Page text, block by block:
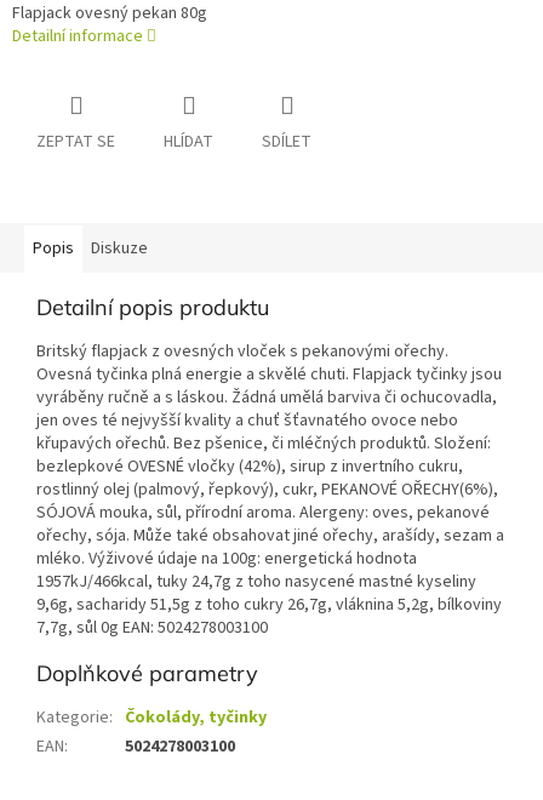
Flapjack ovesný pekan 80g
Detailní informace
ZEPTAT SE HLÍDAT SDÍLET
Popis Diskuze
Detailní popis produktu
Britský flapjack z ovesných vloček s pekanovými ořechy.
Ovesná tyčinka plná energie a skvělé chuti. Flapjack tyčinky jsou
vyráběny ručně a s láskou. Žádná umělá barviva či ochucovadla,
jen oves té nejvyšší kvality a chuť šťavnatého ovoce nebo
křupavých ořechů. Bez pšenice, či mléčných produktů. Složení:
bezlepkové OVESNÉ vločky (42%), sirup z invertního cukru,
rostlinný olej (palmový, řepkový), cukr, PEKANOVÉ OŘECHY(6%),
SÓJOVÁ mouka, sůl, přírodní aroma. Alergeny: oves, pekanové
ořechy, sója. Může také obsahovat jiné ořechy, arašídy, sezam a
mléko. Výživové údaje na 100g: energetická hodnota
1957kJ/466kcal, tuky 24,7g z toho nasycené mastné kyseliny
9,6g, sacharidy 51,5g z toho cukry 26,7g, vláknina 5,2g, bílkoviny
7,7g, sůl 0g EAN: 5024278003100
Doplňkové parametry
Kategorie: Čokolády, tyčinky
EAN: 5024278003100